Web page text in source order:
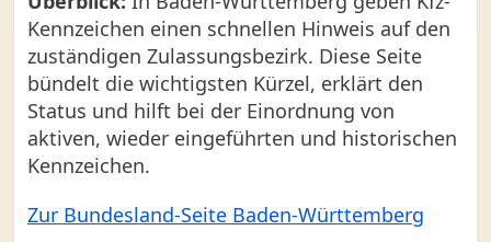
Kennzeichen einen schnellen Hinweis auf den
zuständigen Zulassungsbezirk. Diese Seite
bündelt die wichtigsten Kürzel, erklärt den
Status und hilft bei der Einordnung von
aktiven, wieder eingeführten und historischen
Kennzeichen.
Zur Bundesland-Seite Baden-Württemberg